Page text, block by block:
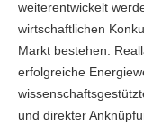
weiterentwickelt
wirtschaftlichen
Markt bestehen.
erfolgreiche
und direkter